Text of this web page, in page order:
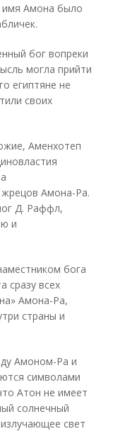
имя Амона было
бог вопреки
могла прийти
египтяне не
своих
Аменхотеп
жрецов Амона-Ра.
Д. Раффл,
и
бога
сразу всех
Амона-Ра,
страны и
Амоном-Ра и
символами
Атон не имеет
солнечный
свет